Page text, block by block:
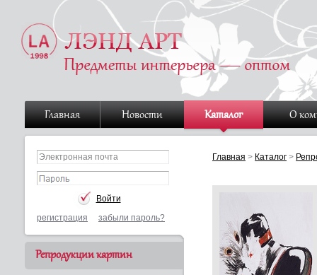
Главная Новости Каталог О
регистрация забыли пароль?
Репродукции картин
Главная > Каталог >